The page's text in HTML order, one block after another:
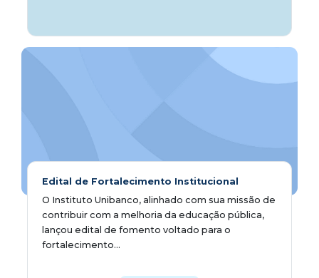
Edital de Fortalecimento Institucional
O Instituto Unibanco, alinhado com sua missão de
contribuir com a melhoria da educação pública,
lançou edital de fomento voltado para o
fortalecimento...